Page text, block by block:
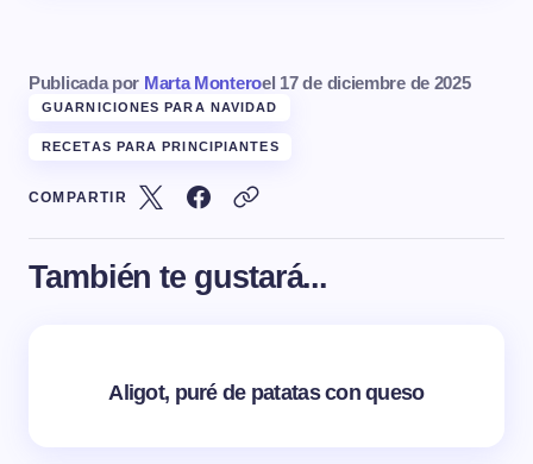
Publicada por Marta Monteroel 17 de diciembre de 2025
GUARNICIONES PARA NAVIDAD
RECETAS PARA PRINCIPIANTES
COMPARTIR
También te gustará...
Aligot, puré de patatas con queso